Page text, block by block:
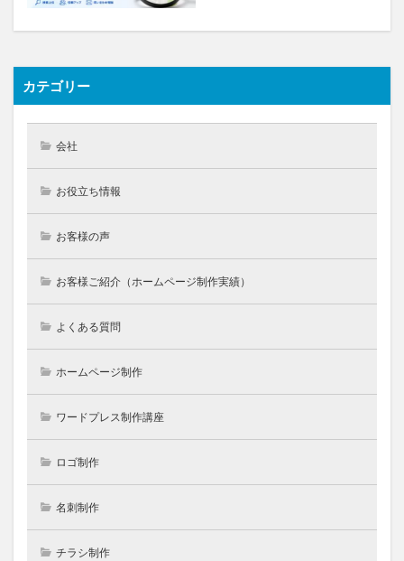
カテゴリー
会社
お役立ち情報
お客様の声
お客様ご紹介（ホームページ制作実績）
よくある質問
ホームページ制作
ワードプレス制作講座
ロゴ制作
名刺制作
チラシ制作